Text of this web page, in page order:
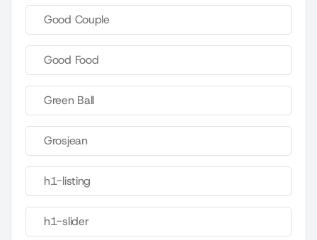
Good Couple
Good Food
Green Ball
Grosjean
h1-listing
h1-slider